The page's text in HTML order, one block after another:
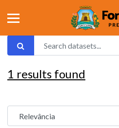
1 results found